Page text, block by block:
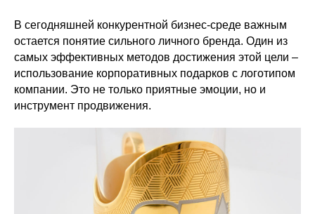
В сегодняшней конкурентной бизнес-среде важным
остается понятие сильного личного бренда. Один из
самых эффективных методов достижения этой цели –
использование корпоративных подарков с логотипом
компании. Это не только приятные эмоции, но и
инструмент продвижения.